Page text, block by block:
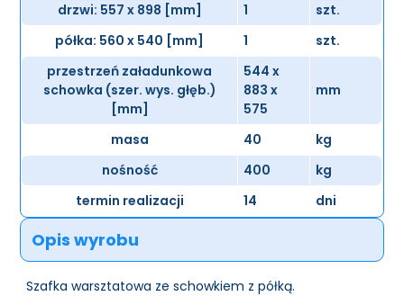
drzwi: 557 x 898 [mm]
1
szt.
półka: 560 x 540 [mm]
1
szt.
przestrzeń załadunkowa
schowka (szer. wys. głęb.)
[mm]
544 x
883 x
575
mm
masa 40
kg
nośność
400
kg
termin realizacji
14 dni
Opis wyrobu
Szafka warsztatowa ze schowkiem z półką.